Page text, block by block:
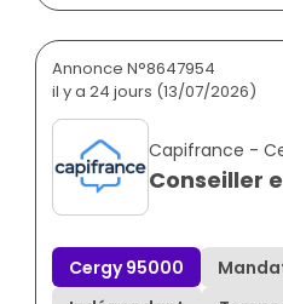
Annonce N°8647954
il y a 24 jours (13/07/2026)
Capifrance -
Conseiller
Cergy 95000